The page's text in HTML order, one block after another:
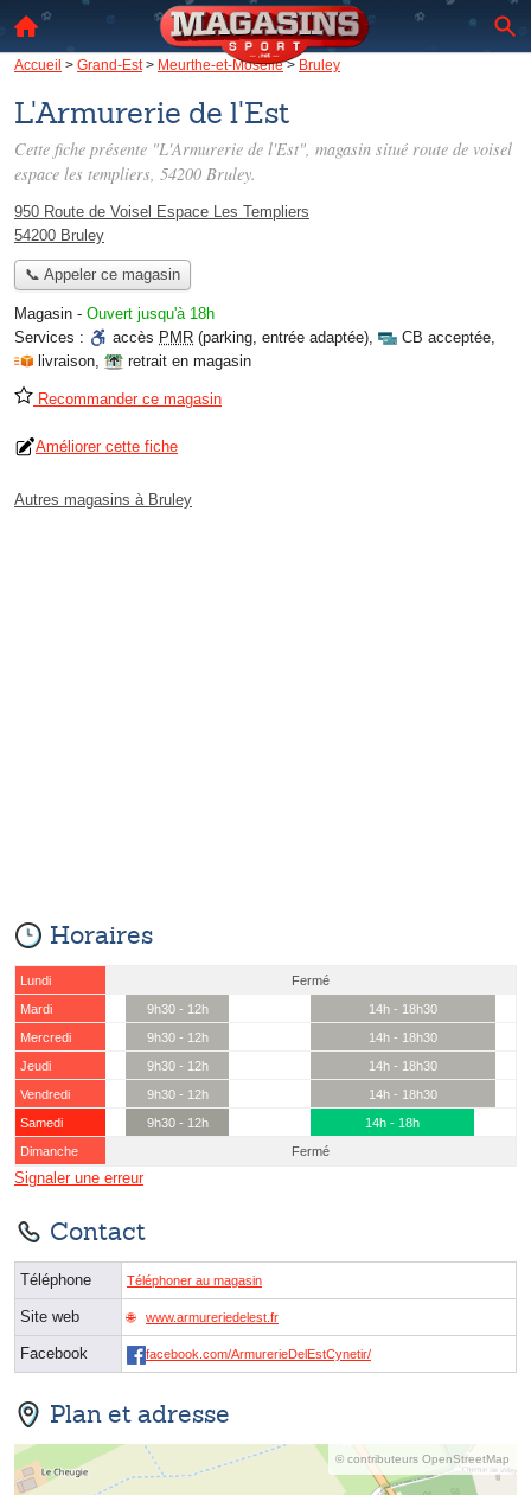
Accueil > Grand-Est> Meurthe-et-Moselle> Bruley
L'Armurerie de l'Est
Cette fiche présente "L'Armurerie de l'Est", magasin situé route de voisel
espace les templiers, 54200 Bruley.
950 Route de Voisel Espace Les Templiers
54200 Bruley
📞 Appeler ce magasin
Magasin - Ouvert jusqu'à 18h
Services :
accès PMR (parking, entrée adaptée), CB acceptée,
livraison, retrait en magasin
Recommander ce magasin
Améliorer cette fiche
Autres magasins à Bruley
Horaires
Lundi
Fermé
Mardi
9h30 - 12h
14h - 18h30
Mercredi
9h30 - 12h
14h - 18h30
Jeudi
9h30 - 12h
14h - 18h30
Vendredi
9h30 - 12h
14h - 18h30
Samedi
9h30 - 12h
14h - 18h
Dimanche
Fermé
Signaler une erreur
Contact
Téléphone Téléphoner au magasin
Site web www.armureriedelest.fr
Facebook facebook.com/ArmurerieDelEstCynetir/
Plan et adresse
© contributeurs OpenStreetMap